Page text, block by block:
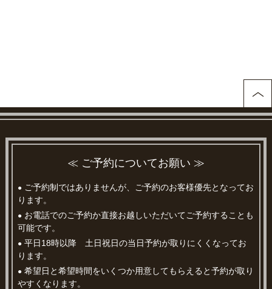
≪ ご予約についてお願い ≫
● ご予約制ではありませんが、ご予約のお客様優先となってお
ります。
● お電話でのご予約か直接お越しいただいてご予約することも
可能です。
● 平日18時以降 土日祝日の当日予約が取りにくくなってお
ります。
● 希望日と希望時間をいくつか用意してもらえると予約が取り
やすくなります。